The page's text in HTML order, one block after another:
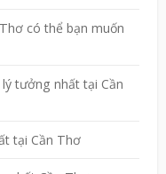
có thể bạn muốn
tưởng nhất tại Cần
tại Cần Thơ